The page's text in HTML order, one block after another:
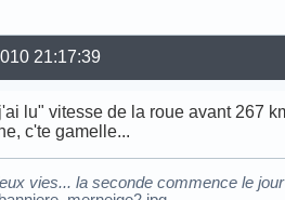
21:17:39
lu" vitesse de la roue avant 267
c'te gamelle...
vies... la seconde commence le